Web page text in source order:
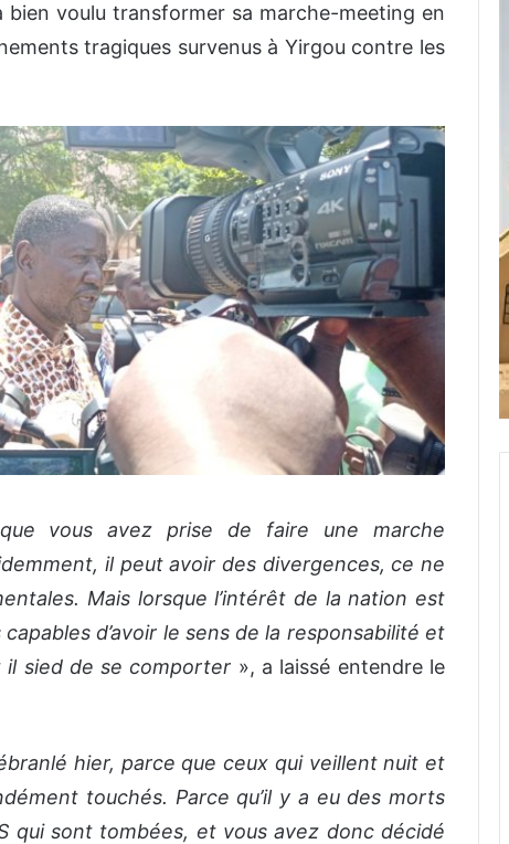
bien voulu transformer sa marche-meeting en
tragiques survenus à Yirgou contre les
vous avez prise de faire une marche
il peut avoir des divergences, ce ne
Mais lorsque l’intérêt de la nation est
d’avoir le sens de la responsabilité et
sied de se comporter », a laissé entendre le
hier, parce que ceux qui veillent nuit et
touchés. Parce qu’il y a eu des morts
qui sont tombées, et vous avez donc décidé